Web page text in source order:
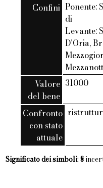
Confini Ponente:
di
Levante:
D'Oria,
Valore
del bene
31000
Confronto
con stato
attuale
Significato dei simboli: §